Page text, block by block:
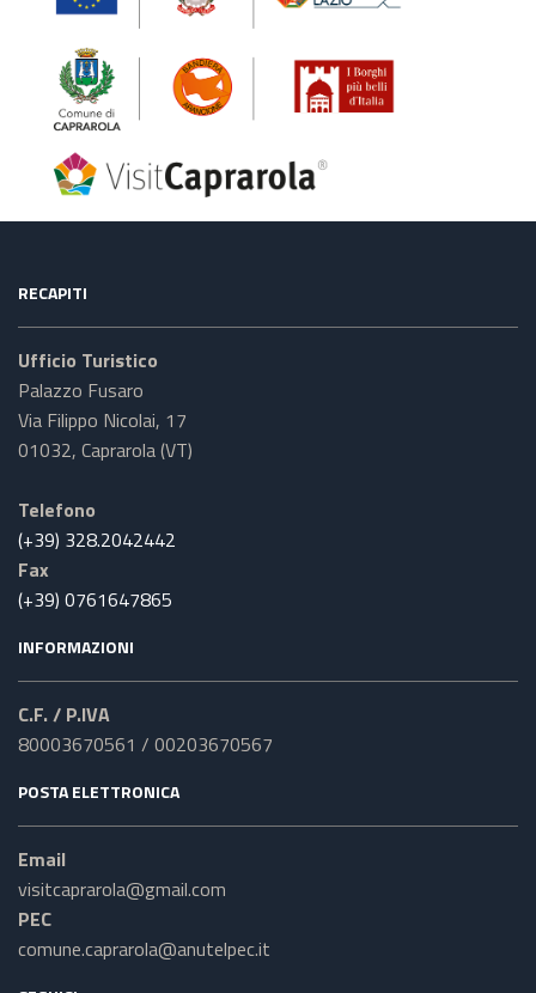
RECAPITI
Ufficio Turistico
Palazzo Fusaro
Via Filippo Nicolai, 17
01032, Caprarola (VT)
Telefono
(+39) 328.2042442
Fax
(+39) 0761647865
INFORMAZIONI
C.F. / P.IVA
80003670561 / 00203670567
POSTA ELETTRONICA
Email
visitcaprarola@gmail.com
PEC
comune.caprarola@anutelpec.it